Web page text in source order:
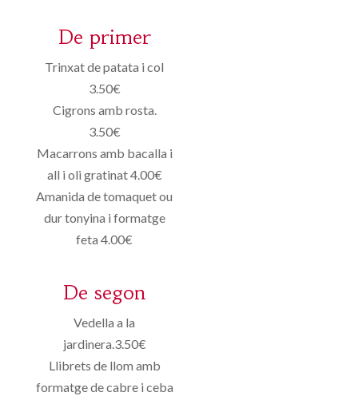
De primer
Trinxat de patata i col
3.50€
Cigrons amb rosta.
3.50€
Macarrons amb bacalla i
all i oli gratinat 4.00€
Amanida de tomaquet ou
dur tonyina i formatge
feta 4.00€
De segon
Vedella a la
jardinera.3.50€
Llibrets de llom amb
formatge de cabre i ceba